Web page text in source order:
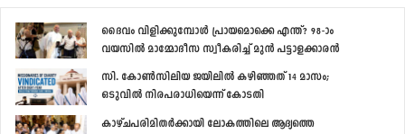
ദൈവം വിളിക്കുമ്പോള്‍ പ്രായമൊക്കെ എന്ത്? 98-ാം
വയസില്‍ മാമ്മോദീസ സ്വീകരിച്ച് മുന്‍ പട്ടാളക്കാരന്‍
സി. കോണ്‍സിലിയ ജയിലില്‍ കഴിഞ്ഞത് 14 മാസം;
ഒടുവില്‍ നിരപരാധിയെന്ന് കോടതി
കാഴ്ചപരിമിതര്‍ക്കായി ലോകത്തിലെ ആദ്യത്തെ